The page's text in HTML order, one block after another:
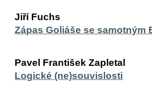
Jiří Fuchs
Zápas Goliáše se samotným
Pavel František Zapletal
Logické (ne)souvislosti